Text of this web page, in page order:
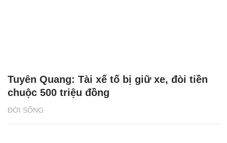
ĐỜI SỐNG
Tuyên Quang: Tài xế tố bị giữ xe, đòi tiền
chuộc 500 triệu đồng